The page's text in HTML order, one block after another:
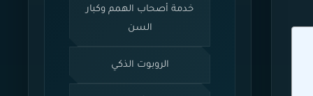
خدمة أصحاب الهمم وكبار
السن
الروبوت الذكي